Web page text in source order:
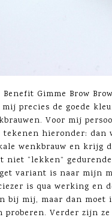
Gimme Brow
precies de goede
Voor mij
tekenen hieronder:
wenkbrauw en krijg
niet “lekken”
variant is naar mijn
is qua werking en
bij mij, maar dan
proberen. Verder zijn